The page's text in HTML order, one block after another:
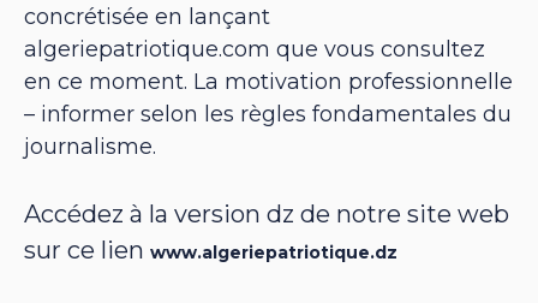
concrétisée en lançant
algeriepatriotique.com que vous consultez
en ce moment. La motivation professionnelle
– informer selon les règles fondamentales du
journalisme.
Accédez à la version dz de notre site web
sur ce lien www.algeriepatriotique.dz